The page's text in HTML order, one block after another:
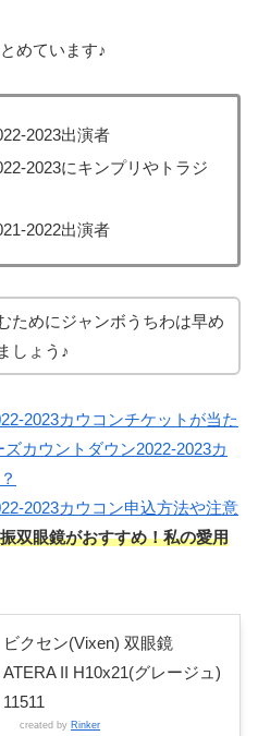
めています♪
2023出演者
2023にキンプリやトラジ
2022出演者
ためにジャンボうちわは早め
しょう♪
2023カウコンチケットが当た
ズカウントダウン2022-2023カ
2023カウコン申込方法や注意
双眼鏡がおすすめ！私の愛用
ビクセン(Vixen) 双眼鏡
ATERA II H10x21(グレージュ)
11511
created by Rinker